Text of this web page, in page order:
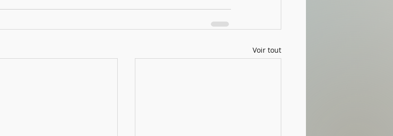
Voir tout